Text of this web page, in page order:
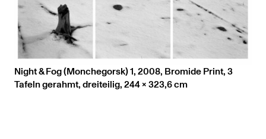
Night & Fog (Monchegorsk) 1, 2008, Bromide Print, 3
Tafeln gerahmt, dreiteilig, 244 x 323,6 cm